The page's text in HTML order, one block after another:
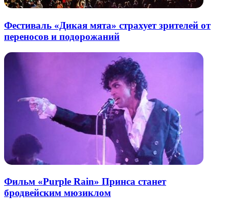
Фестиваль «Дикая мята» страхует зрителей от
переносов и подорожаний
Фильм «Purple Rain» Принса станет
бродвейским мюзиклом